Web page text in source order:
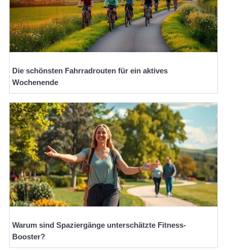
Die schönsten Fahrradrouten für ein aktives
Wochenende
Warum sind Spaziergänge unterschätzte Fitness-
Booster?